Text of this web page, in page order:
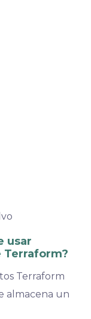
usar
Terraform?
Terraform
almacena un